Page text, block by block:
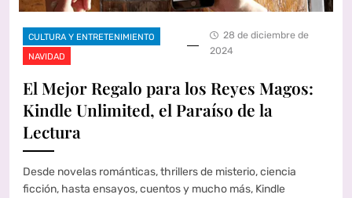
CULTURA Y ENTRETENIMIENTO
NAVIDAD
28 de diciembre de
2024
El Mejor Regalo para los Reyes Magos:
Kindle Unlimited, el Paraíso de la
Lectura
Desde novelas románticas, thrillers de misterio, ciencia
ficción, hasta ensayos, cuentos y mucho más, Kindle